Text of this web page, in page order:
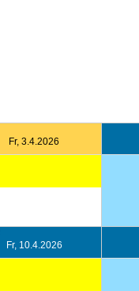
Fr, 3.4.2026
Fr, 10.4.2026